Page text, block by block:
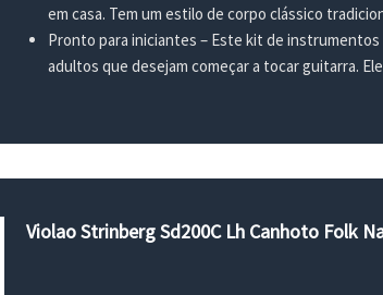
em casa. Tem um estilo de corpo clássico
Pronto para iniciantes – Este kit de
adultos que desejam começar a tocar guitarra.
Violao Strinberg Sd200C Lh Canhoto Folk